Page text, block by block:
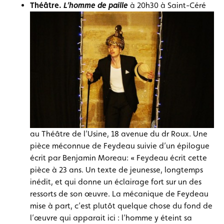
Théâtre. L’homme de paille à 20h30 à Saint-Céré
au Théâtre de l’Usine, 18 avenue du dr Roux. Une
pièce méconnue de Feydeau suivie d’un épilogue
écrit par Benjamin Moreau: « Feydeau écrit cette
pièce à 23 ans. Un texte de jeunesse, longtemps
inédit, et qui donne un éclairage fort sur un des
ressorts de son œuvre. La mécanique de Feydeau
mise à part, c’est plutôt quelque chose du fond de
l’œuvre qui apparait ici : l’homme y éteint sa